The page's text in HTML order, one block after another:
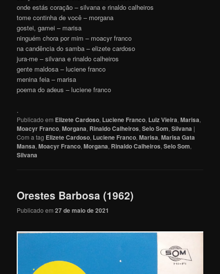
onde estás coração – silvana e rinaldo calheiros
tome continha de você – morgana
gostei, gamei – marisa
ninguém chora por mim – moacyr franco
na candência do samba – elizete cardoso
jura-me – silvana e rinaldo calheiros
gente maldosa – luciene franco
menina feia – marisa
poema do adeus – luciene franco
.
Publicado em Elizete Cardoso, Luciene Franco, Luiz Vieira,Marisa,
Moacyr Franco,Morgana, Rinaldo Calheiros,Selo Som,Silvana |
Com a tag Elizete Cardoso, Luciene Franco,Marisa,Marisa Gata
Mansa,Moacyr Franco,Morgana, Rinaldo Calheiros,Selo Som,
Silvana
Orestes Barbosa (1962)
Publicado em27 de maio de 2021